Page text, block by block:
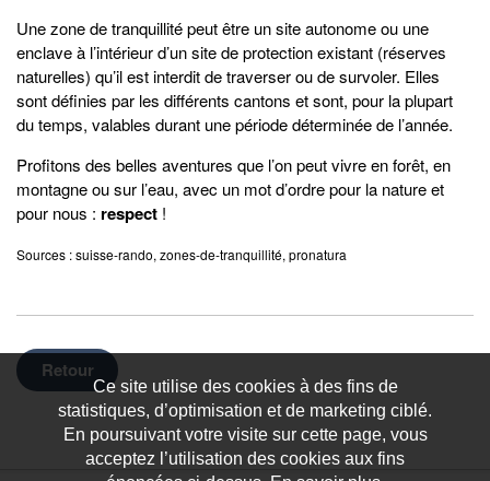
Une zone de tranquillité peut être un site autonome ou une
enclave à l’intérieur d’un site de protection existant (réserves
naturelles) qu’il est interdit de traverser ou de survoler. Elles
sont définies par les différents cantons et sont, pour la plupart
du temps, valables durant une période déterminée de l’année.
Profitons des belles aventures que l’on peut vivre en forêt, en
montagne ou sur l’eau, avec un mot d’ordre pour la nature et
pour nous : respect !
Sources : suisse-rando, zones-de-tranquillité, pronatura
Retour
Ce site utilise des cookies à des fins de
statistiques, d’optimisation et de marketing ciblé.
En poursuivant votre visite sur cette page, vous
acceptez l’utilisation des cookies aux fins